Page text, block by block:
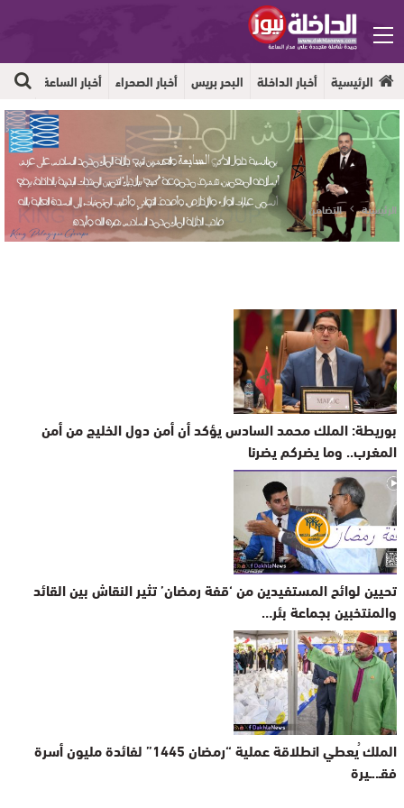
الرئيسية أخبار الداخلة البحر بريس أخبار الصحراء أخبار الساعة
الرئيسية التضامن
بوريطة: الملك محمد السادس يؤكد أن أمن دول الخليج من أمن
المغرب.. وما يضركم يضرنا
تحيين لوائح المستفيدين من ‘قفة رمضان’ تثير النقاش بين القائد
والمنتخبين بجماعة بئر…
الملك ُيعطي انطلاقة عملية “رمضان 1445” لفائدة مليون أسرة
فقـ..ـيرة